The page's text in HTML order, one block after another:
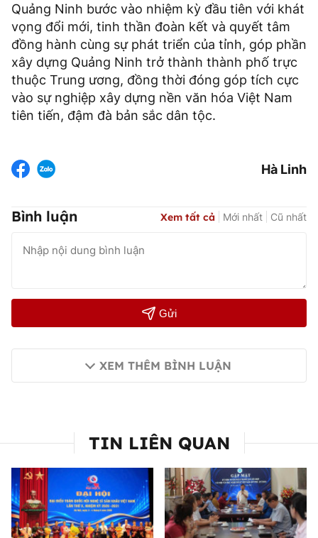
Quảng Ninh bước vào nhiệm kỳ đầu tiên với khát
vọng đổi mới, tinh thần đoàn kết và quyết tâm
đồng hành cùng sự phát triển của tỉnh, góp phần
xây dựng Quảng Ninh trở thành thành phố trực
thuộc Trung ương, đồng thời đóng góp tích cực
vào sự nghiệp xây dựng nền văn hóa Việt Nam
tiên tiến, đậm đà bản sắc dân tộc.
Hà Linh
Bình luận Xem tất cả Mới nhất Cũ nhất
Gửi
XEM THÊM BÌNH LUẬN
TIN LIÊN QUAN